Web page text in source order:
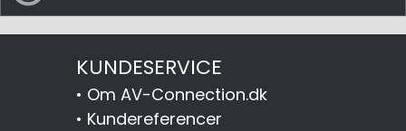
KUNDESERVICE
• Om AV-Connection.dk
• Kundereferencer